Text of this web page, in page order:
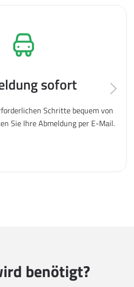
sofort
Schritte bequem von
Sie Ihre Abmeldung per E-Mail.
benötigt?